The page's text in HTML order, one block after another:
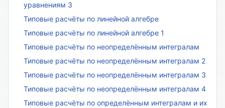
уравнениям 3
Типовые расчёты по линейной алгебре
Типовые расчёты по линейной алгебре 1
Типовые расчёты по неопределённым интегралам
Типовые расчёты по неопределённым интегралам 2
Типовые расчёты по неопределённым интегралам 3
Типовые расчёты по неопределённым интегралам 4
Типовые расчёты по определённым интегралам и их